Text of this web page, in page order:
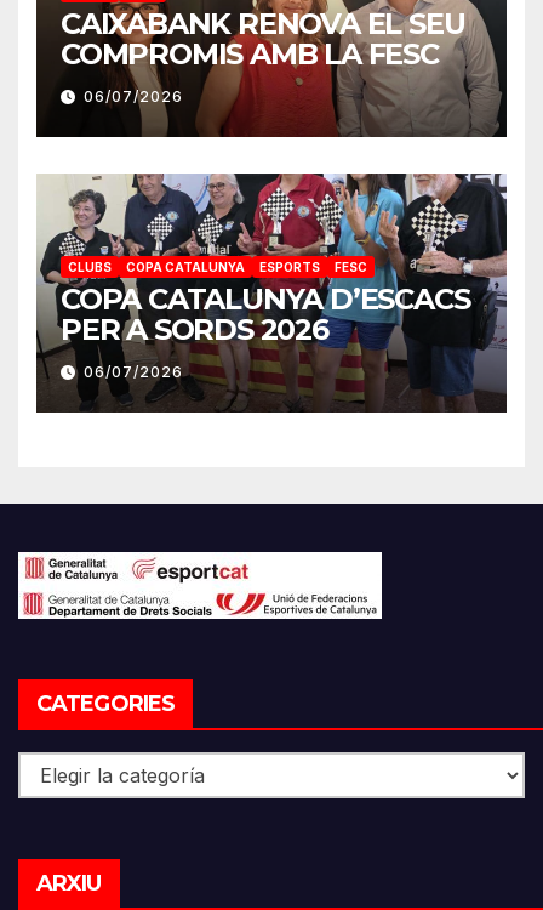
CAIXABANK RENOVA EL SEU
COMPROMIS AMB LA FESC
06/07/2026
CLUBS COPA CATALUNYA ESPORTS FESC
COPA CATALUNYA D’ESCACS
PER A SORDS 2026
06/07/2026
CATEGORIES
Categories
ARXIU